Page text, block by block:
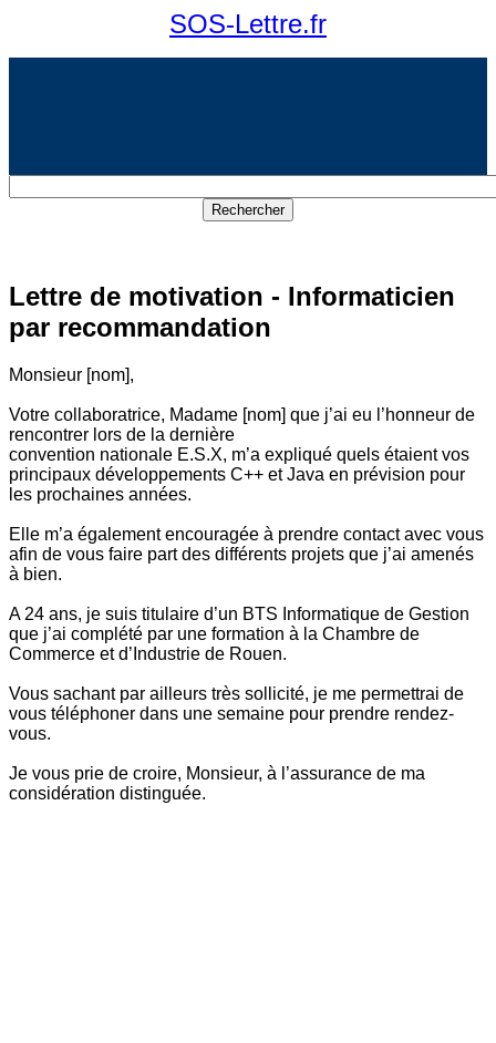
SOS-Lettre.fr
Lettre de motivation - Informaticien
par recommandation
Monsieur [nom],
Votre collaboratrice, Madame [nom] que j’ai eu l’honneur de
rencontrer lors de la dernière
convention nationale E.S.X, m’a expliqué quels étaient vos
principaux développements C++ et Java en prévision pour
les prochaines années.
Elle m’a également encouragée à prendre contact avec vous
afin de vous faire part des différents projets que j’ai amenés
à bien.
A 24 ans, je suis titulaire d’un BTS Informatique de Gestion
que j’ai complété par une formation à la Chambre de
Commerce et d’Industrie de Rouen.
Vous sachant par ailleurs très sollicité, je me permettrai de
vous téléphoner dans une semaine pour prendre rendez-
vous.
Je vous prie de croire, Monsieur, à l’assurance de ma
considération distinguée.